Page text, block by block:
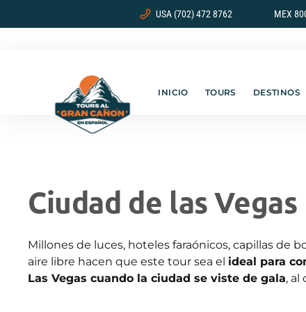
USA (702) 472 8762 MEX
INICIO TOURS DESTINOS
Ciudad de las Vegas
Millones de luces, hoteles faraónicos, capillas de
aire libre hacen que este tour sea el ideal para
Las Vegas cuando la ciudad se viste de gala, al